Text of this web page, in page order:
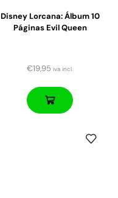
Disney Lorcana: Álbum 10
Páginas Evil Queen
€19,95 iva incl.